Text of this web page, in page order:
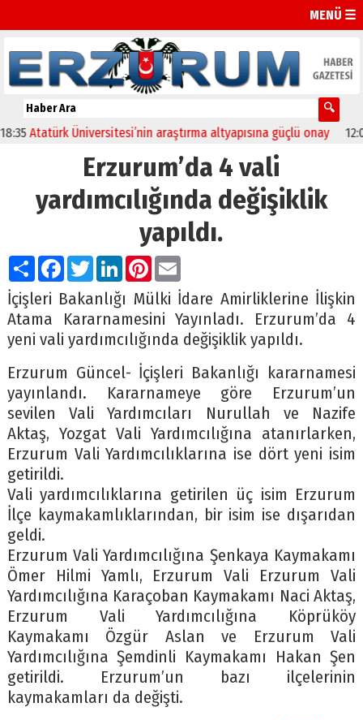
MENÜ ☰
Atatürk Üniversitesi’nin araştırma altyapısına güçlü onay 12:04
Erzurum’da 4 vali
yardımcılığında değişiklik
yapıldı.
PaylaşFacebook
TwitterLinkedIn
Pinterest
Email
İçişleri Bakanlığı Mülki İdare Amirliklerine İlişkin
Atama Kararnamesini Yayınladı. Erzurum’da 4
yeni vali yardımcılığında değişiklik yapıldı.
Erzurum Güncel- İçişleri Bakanlığı kararnamesi
yayınlandı. Kararnameye göre Erzurum’un
sevilen Vali Yardımcıları Nurullah ve Nazife
Aktaş, Yozgat Vali Yardımcılığına atanırlarken,
Erzurum Vali Yardımcılıklarına ise dört yeni isim
getirildi.
Vali yardımcılıklarına getirilen üç isim Erzurum
İlçe kaymakamlıklarından, bir isim ise dışarıdan
geldi.
Erzurum Vali Yardımcılığına Şenkaya Kaymakamı
Ömer Hilmi Yamlı, Erzurum Vali Erzurum Vali
Yardımcılığına Karaçoban Kaymakamı Naci Aktaş,
Erzurum Vali Yardımcılığına Köprüköy
Kaymakamı Özgür Aslan ve Erzurum Vali
Yardımcılığına Şemdinli Kaymakamı Hakan Şen
getirildi. Erzurum’un bazı ilçelerinin
kaymakamları da değişti.